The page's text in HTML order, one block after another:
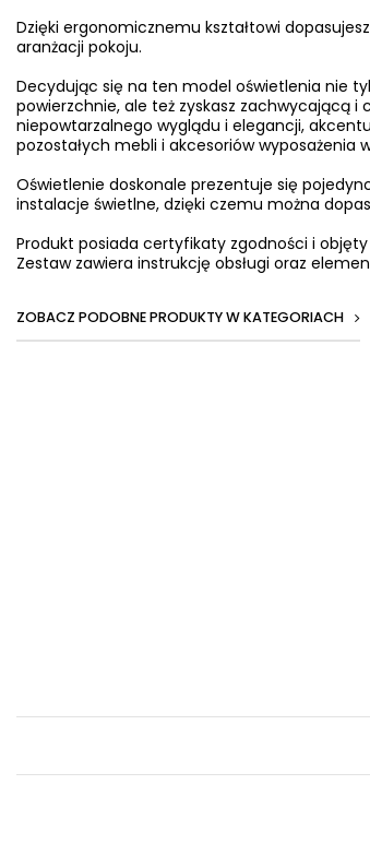
Dzięki ergonomicznemu kształtowi
aranżacji pokoju.
Decydując się na ten model oświetlenia nie
powierzchnie, ale też zyskasz zachwycającą
niepowtarzalnego wyglądu i elegancji,
pozostałych mebli i akcesoriów wyposażenia
Oświetlenie doskonale prezentuje się
instalacje świetlne, dzięki czemu można
Produkt posiada certyfikaty zgodności i
Zestaw zawiera instrukcję obsługi oraz
ZOBACZ PODOBNE PRODUKTY W KATEGORIACH